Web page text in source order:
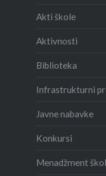
Akti škole
Aktivnosti
Biblioteka
Infrastrukturni
Javne nabavke
Konkursi
Menadžment